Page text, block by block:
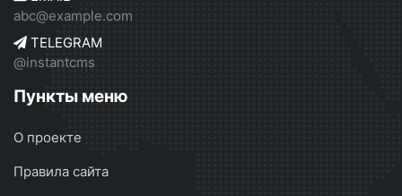
abc@example.com
TELEGRAM
@instantcms
Пункты меню
О проекте
Правила сайта